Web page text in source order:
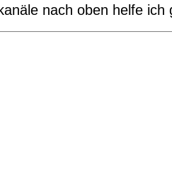
nach oben helfe ich